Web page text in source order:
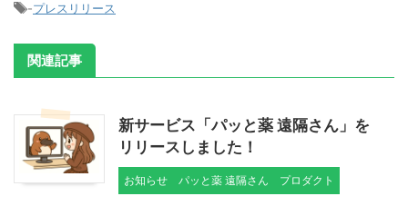
-プレスリリース
関連記事
新サービス「パッと薬 遠隔さん」を
リリースしました！
お知らせ パッと薬 遠隔さん プロダクト